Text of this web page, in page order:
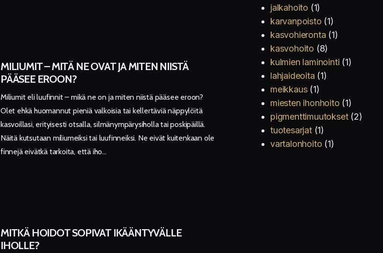
MILIUMIT – MITÄ NE OVAT JA MITEN NIISTÄ
PÄÄSEE EROON?
Miliumit eli luufinnit – mikä ne on ja miten niistä pääsee eroon?
Olet ehkä huomannut pieniä valkoisia tai kellertäviä näppylöitä
kasvoillasi, erityisesti otsalla, silmänympärysiholla tai poskipäillä.
Näitä kutsutaan miliumeiksi tai luufinneiksi. Ne eivät kuitenkaan ole
finnejä eivätkä tarkoita, että iho…
MITKÄ HOIDOT SOPIVAT IKÄÄNTYVÄLLE
IHOLLE?
jalkahoito (1)
karvanpoisto (1)
kasvohieronta (1)
kasvohoito (8)
kulmien laminointi (1)
lahjaideoita (1)
meikkaus(1)
miesten ihonhoito (1)
pigmenttimuutokset(2)
tuotesarjat(1)
vartalonhoito (1)